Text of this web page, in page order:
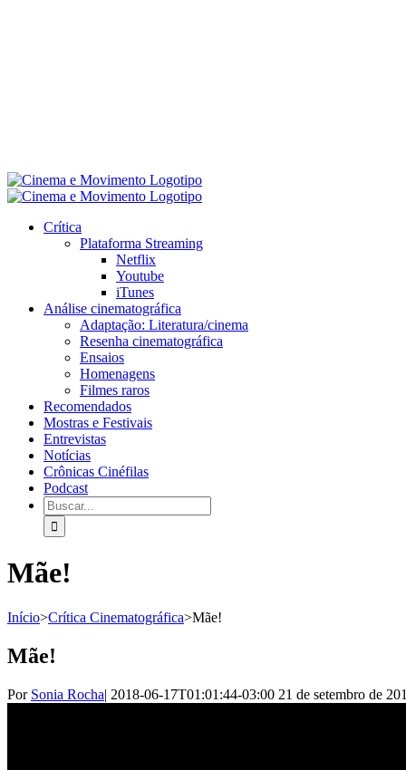
Crítica
Plataforma Streaming
Netflix
Youtube
iTunes
Análise cinematográfica
Adaptação: Literatura/cinema
Resenha cinematográfica
Ensaios
Homenagens
Filmes raros
Recomendados
Mostras e Festivais
Entrevistas
Notícias
Crônicas Cinéfilas
Podcast
Mãe!
Início>Crítica Cinematográfica>Mãe!
Mãe!
Por Sonia Rocha| 2018-06-17T01:01:44-03:00 21 de setembro de